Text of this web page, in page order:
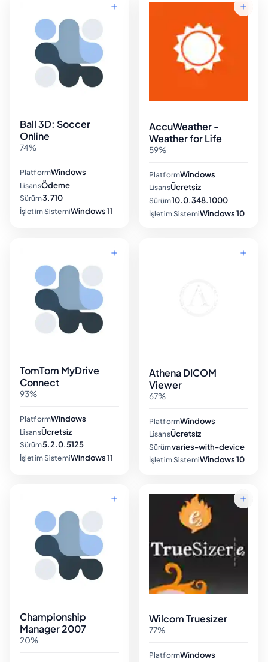
Ball 3D: Soccer
Online
74%
PlatformWindows
LisansÖdeme
Sürüm3.710
İşletim SistemiWindows 11
AccuWeather -
Weather for Life
59%
PlatformWindows
LisansÜcretsiz
Sürüm10.0.348.1000
İşletim SistemiWindows 10
TomTom MyDrive
Connect
93%
PlatformWindows
LisansÜcretsiz
Sürüm5.2.0.5125
İşletim SistemiWindows 11
Athena DICOM
Viewer
67%
PlatformWindows
LisansÜcretsiz
Sürümvaries-with-device
İşletim SistemiWindows 10
Championship
Manager 2007
20%
Wilcom Truesizer
77%
PlatformWindows